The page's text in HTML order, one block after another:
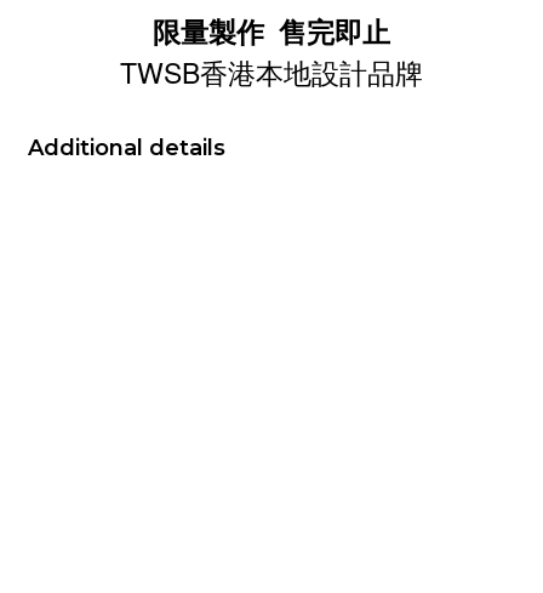
限量製作 售完即止
TWSB香港本地設計品牌
Additional details